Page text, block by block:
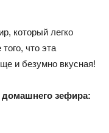
который легко
что эта
и безумно вкусная!
зефира: